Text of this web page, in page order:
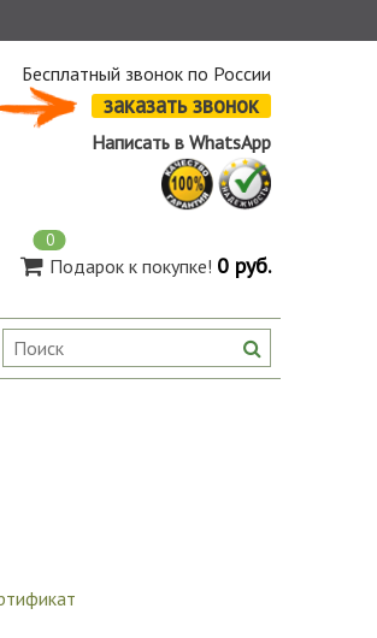
Бесплатный звонок по России
заказать звонок
Написать в WhatsApp
0
Подарок к покупке! 0 руб.